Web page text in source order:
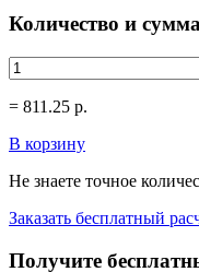
Количество и
= 811.25 р.
В корзину
Не знаете точное
Заказать бесплатный
Получите